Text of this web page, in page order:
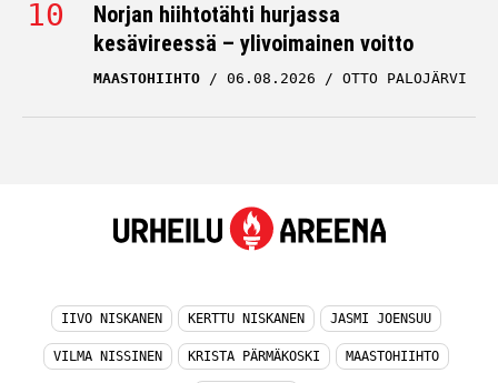
Norjan hiihtotähti hurjassa
kesävireessä – ylivoimainen voitto
MAASTOHIIHTO 06.08.2026 OTTO PALOJÄRVI
IIVO NISKANEN KERTTU NISKANEN JASMI JOENSUU
VILMA NISSINEN KRISTA PÄRMÄKOSKI MAASTOHIIHTO